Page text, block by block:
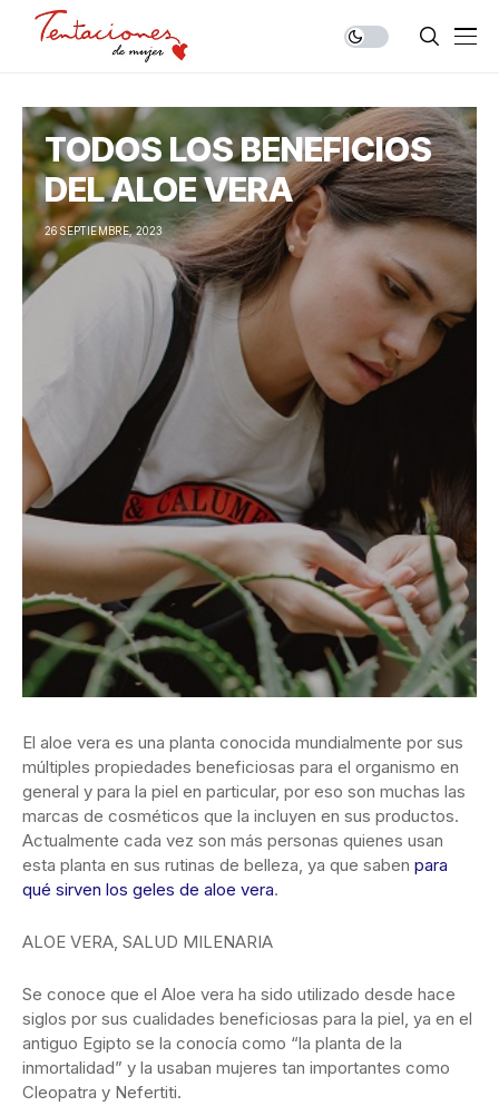
TODOS LOS BENEFICIOS
DEL ALOE VERA
26 SEPTIEMBRE, 2023
El aloe vera es una planta conocida mundialmente por sus
múltiples propiedades beneficiosas para el organismo en
general y para la piel en particular, por eso son muchas las
marcas de cosméticos que la incluyen en sus productos.
Actualmente cada vez son más personas quienes usan
esta planta en sus rutinas de belleza, ya que saben para
qué sirven los geles de aloe vera.
ALOE VERA, SALUD MILENARIA
Se conoce que el Aloe vera ha sido utilizado desde hace
siglos por sus cualidades beneficiosas para la piel, ya en el
antiguo Egipto se la conocía como “la planta de la
inmortalidad” y la usaban mujeres tan importantes como
Cleopatra y Nefertiti.